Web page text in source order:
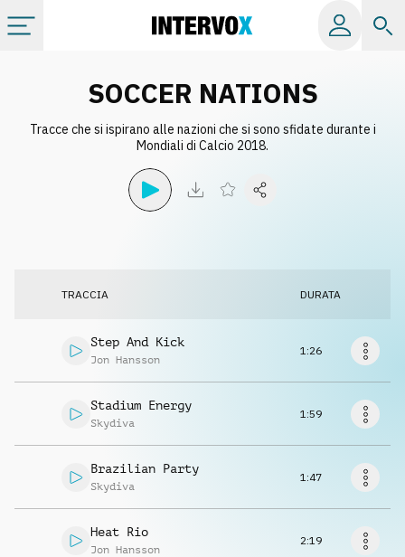
Album
Licenze
Info
Richiedi musica
SOCCER NATIONS
Tracce che si ispirano alle nazioni che si sono sfidate durante i
Mondiali di Calcio 2018.
TRACCIA DURATA
Step And Kick
Jon Hansson
1:26
Stadium Energy
Skydiva
1:59
Brazilian Party
Skydiva
1:47
Heat Rio
Jon Hansson
2:19